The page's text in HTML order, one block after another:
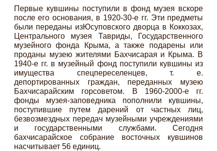
Первые кувшины поступили в фонд музея вскоре
после его основания, в 1920-30-е гг. Эти предметы
были переданы изЮсуповского дворца в Коккозах,
Центрального музея Тавриды, Государственного
музейного фонда Крыма, а также подарены или
проданы музею жителями Бахчисарая и Крыма. В
1940-е гг. в музейный фонд поступили кувшины из
имущества спецпереселенцев, т. е.
депортированных граждан, переданных музею
Бахчисарайским горсоветом. В 1960-2000-е гг.
фонды музея-заповедника пополнили кувшины,
поступившие путем дарений от частных лиц,
безвозмездных передач музейными учреждениями
и государственными службами. Сегодня
бахчисарайское собрание восточных кувшинов
насчитывает 56 единиц.